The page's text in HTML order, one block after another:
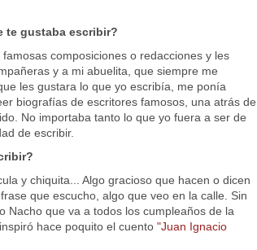
te gustaba escribir?
composiciones o redacciones y les
y a mi abuelita, que siempre me
les gustara lo que yo escribía, me ponía
biografías de escritores famosos, una atrás de
No importaba tanto lo que yo fuera a ser de
de escribir.
y chiquita... Algo gracioso que hacen o dicen
que escucho, algo que veo en la calle. Sin
Nacho que va a todos los cumpleaños de la
hace poquito el cuento "Juan Ignacio